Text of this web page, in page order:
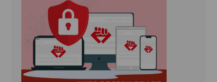
o
t
t
e
r
t
a
r
T
u
e